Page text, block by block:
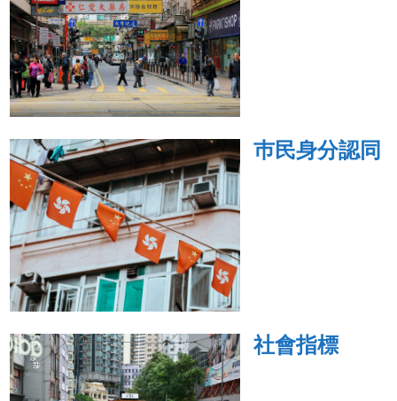
巿民身分認同
社會指標